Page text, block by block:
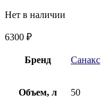
Нет в наличии
6300 ₽
Бренд Санакс
Объем, л 50